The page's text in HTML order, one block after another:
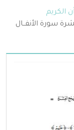
الكريم
سورة الأنفــال